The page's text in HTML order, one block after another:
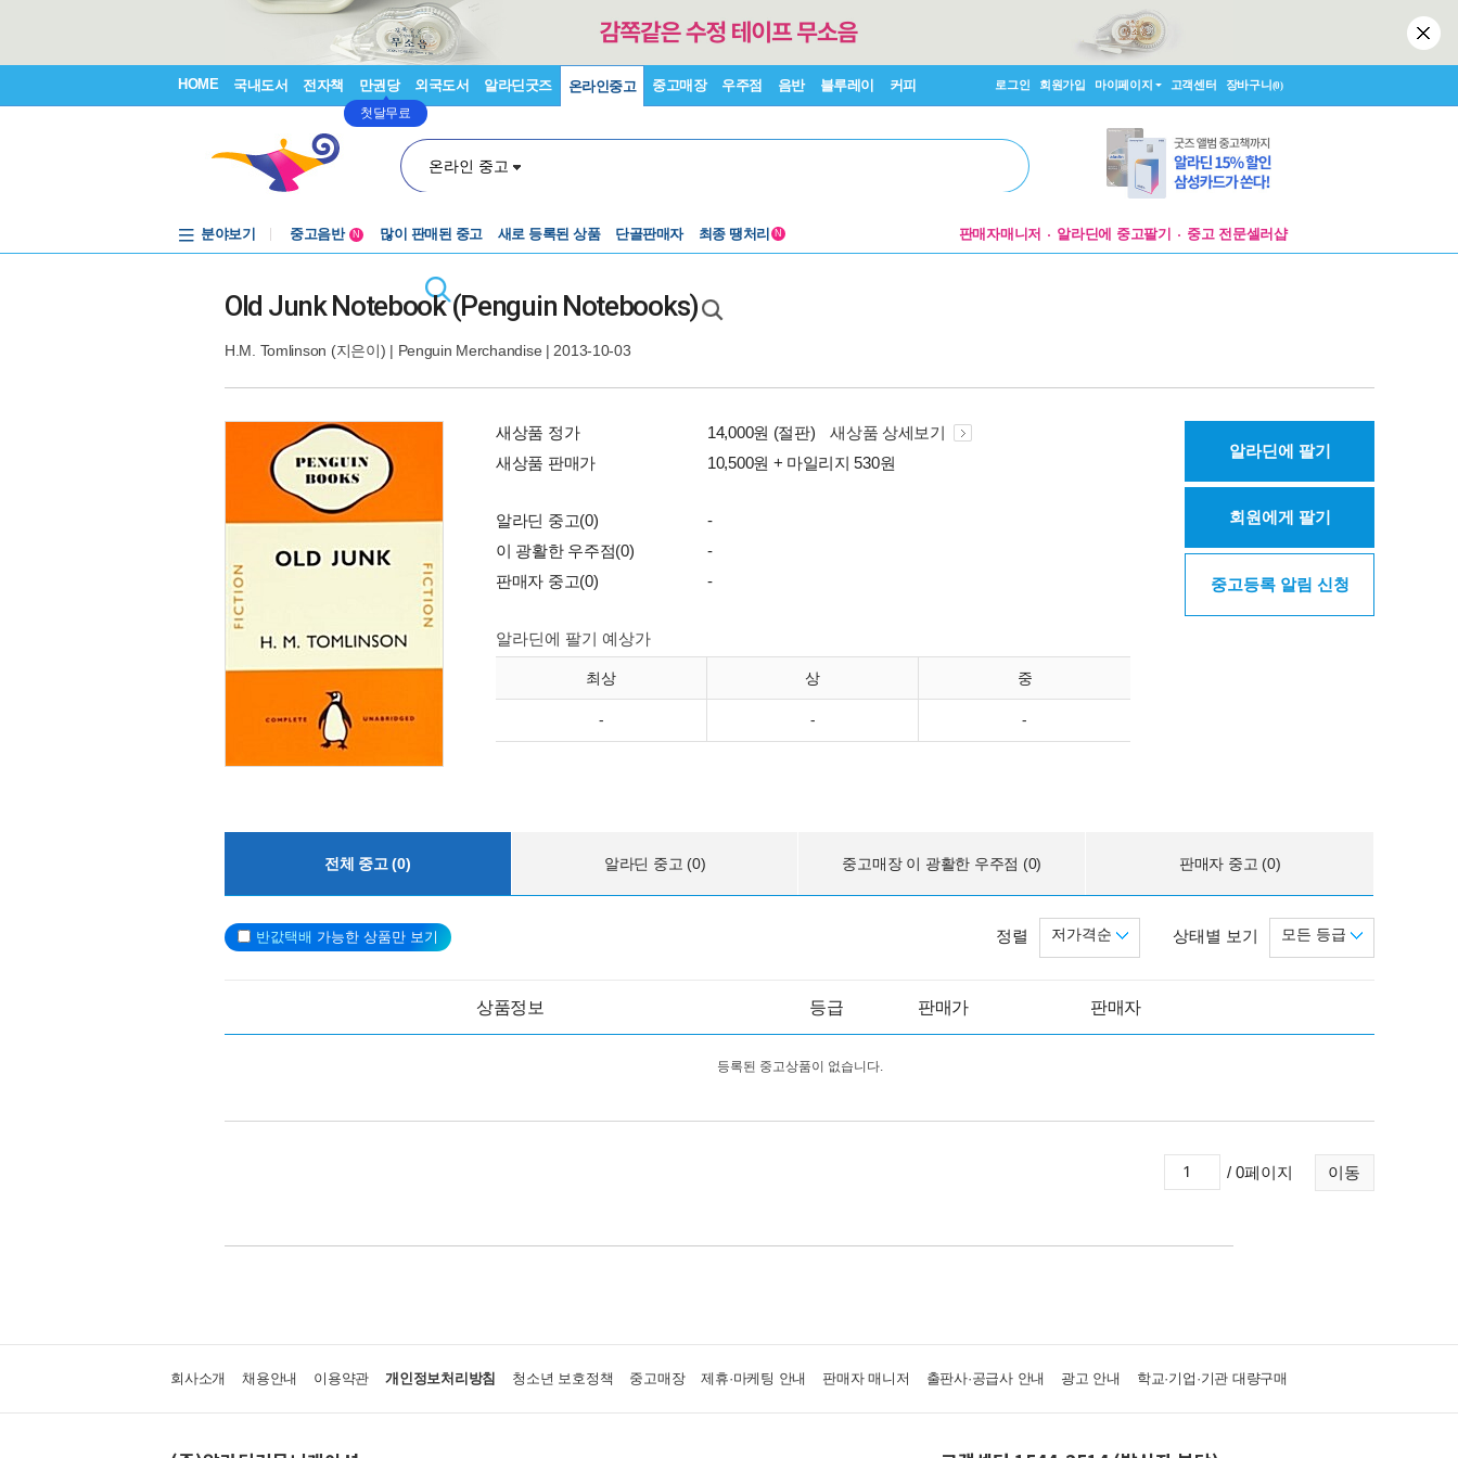
HOME 국내도서 전자책 만권당
첫달무료
외국도서 알라딘굿즈 온라인중고 중고매장 우주점 음반 블루레이 커피 로그인 회원가입 마이페이지 고객센터 장바구니(0)
온라인 중고
분야보기
중고음반
N 많이 판매된 중고 새로 등록된 상품 단골판매자 최종 땡처리 N 판매자매니저 알라딘에 중고팔기 중고 전문셀러샵
Old Junk Notebook (Penguin Notebooks)
H.M. Tomlinson (지은이) | Penguin Merchandise | 2013-10-03
새상품 정가 14,000원 (절판)
새상품 상세보기
새상품 판매가
10,500원 + 마일리지 530원
알라딘 중고(0)
-
이 광활한 우주점(0)
-
판매자 중고(0)
-
알라딘에 팔기 예상가
최상 상 중
- - -
알라딘에 팔기
회원에게 팔기
중고등록 알림 신청
전체 중고 (0) 알라딘 중고 (0) 중고매장 이 광활한 우주점 (0) 판매자 중고 (0)
반값택배 가능한 상품만 보기 상태별 보기 모든 등급
정렬 저가격순
상품정보 등급 판매가 판매자
등록된 중고상품이 없습니다.
이동
/ 0페이지
회사소개 채용안내 이용약관 개인정보처리방침 청소년 보호정책 중고매장 제휴·마케팅 안내 판매자 매니저 출판사·공급사 안내 광고 안내 학교·기업·기관 대량구매